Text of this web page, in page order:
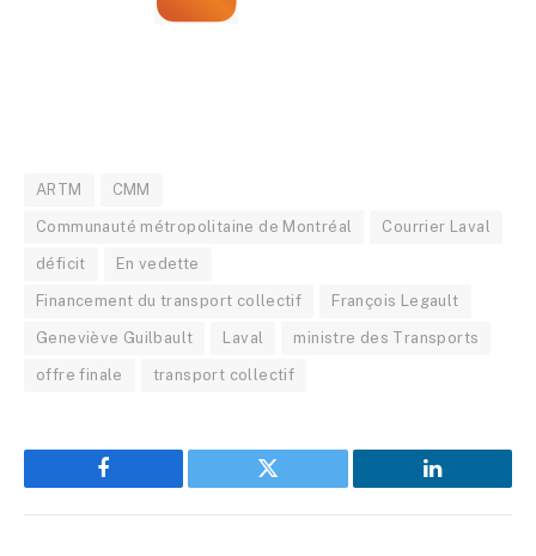
ARTM CMM
Communauté métropolitaine de Montréal Courrier Laval
déficit En vedette
Financement du transport collectif François Legault
Geneviève Guilbault Laval ministre des Transports
offre finale transport collectif
Facebook Twitter LinkedIn